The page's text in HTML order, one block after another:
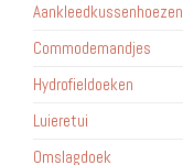
Aankleedkussenhoezen
Commodemandjes
Hydrofieldoeken
Luieretui
Omslagdoek